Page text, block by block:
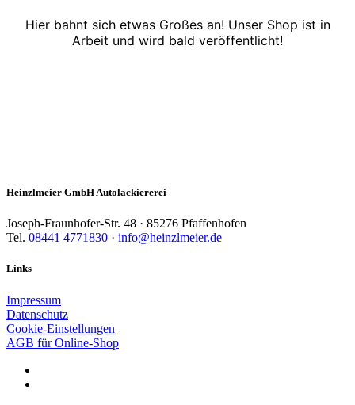
Hier bahnt sich etwas Großes an! Unser Shop ist in
Arbeit und wird bald veröffentlicht!
Heinzlmeier GmbH Autolackiererei
Joseph-Fraunhofer-Str. 48 · 85276 Pfaffenhofen
Tel. 08441 4771830 · info@heinzlmeier.de
Links
Impressum
Datenschutz
Cookie-Einstellungen
AGB für Online-Shop